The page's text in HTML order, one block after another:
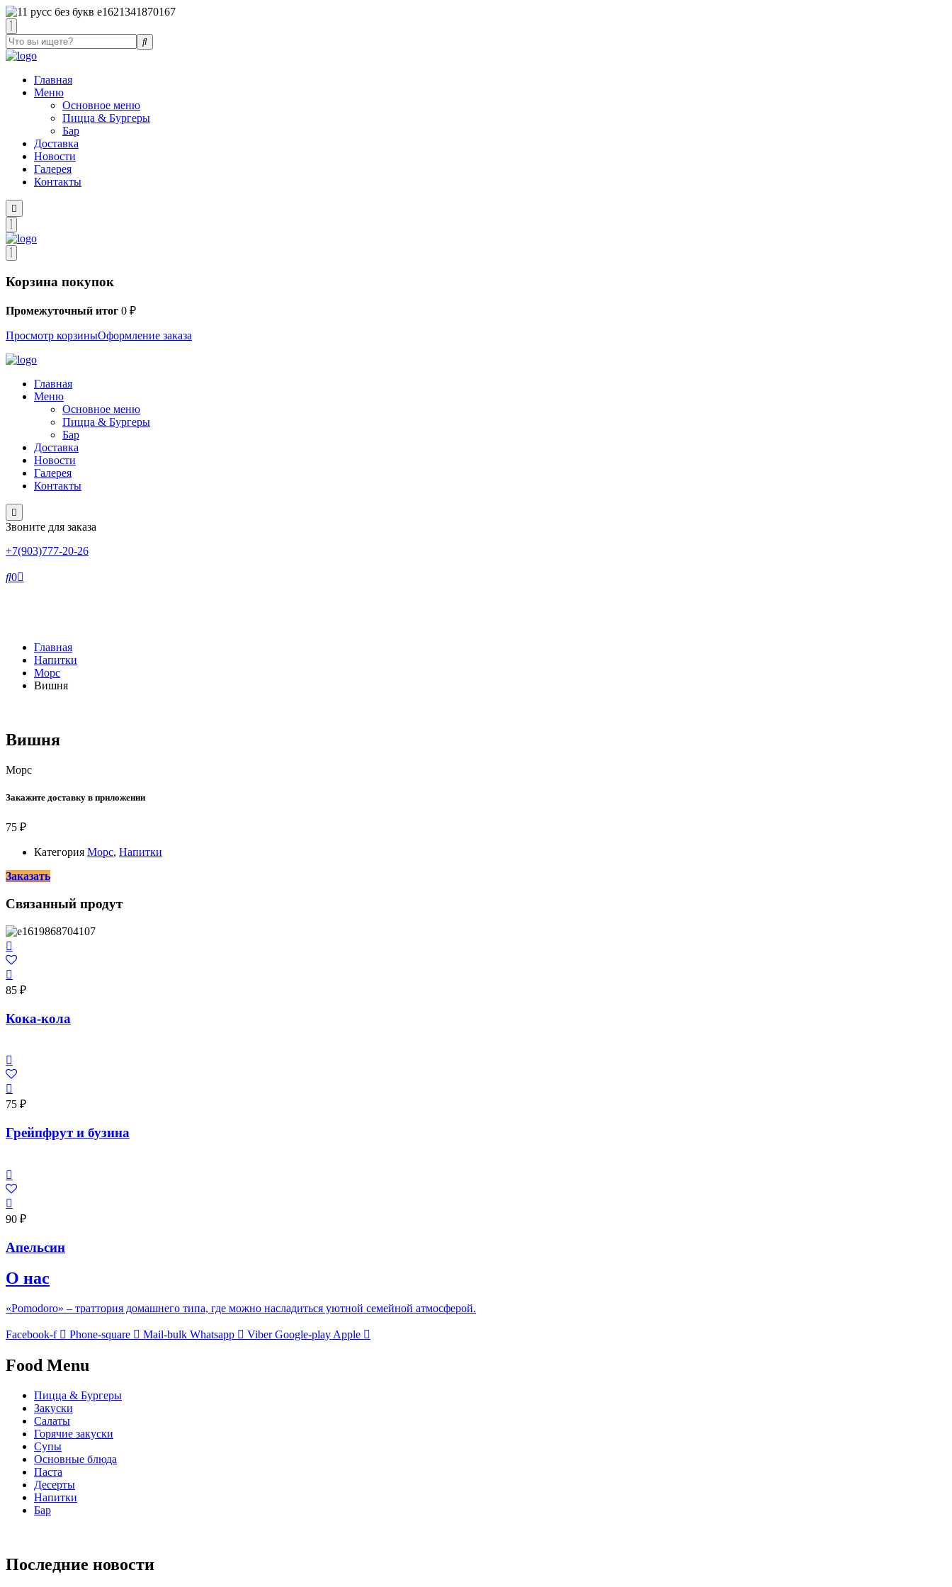
Главная
Меню
Основное меню
Пицца & Бургеры
Бар
Доставка
Новости
Галерея
Контакты
Корзина покупок
Промежуточный итог 0 ₽
Просмотр корзиныОформление заказа
Главная
Меню
Основное меню
Пицца & Бургеры
Бар
Доставка
Новости
Галерея
Контакты
Звоните для заказа
+7(903)777-20-26
0
Главная
Напитки
Морс
Вишня
Вишня
Морс
Закажите доставку в приложении
75 ₽
Категория Морс, Напитки
Заказать
Связанный продут
85 ₽
Кока-кола
75 ₽
Грейпфрут и бузина
90 ₽
Апельсин
О нас
«Pomodoro» – траттория домашнего типа, где можно насладиться уютной семейной атмосферой.
Facebook-f Phone-square Mail-bulk Whatsapp Viber Google-play Apple
Food Menu
Пицца & Бургеры
Закуски
Салаты
Горячие закуски
Супы
Основные блюда
Паста
Десерты
Напитки
Бар
Последние новости